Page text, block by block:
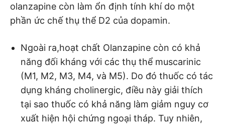
olanzapine còn làm ổn định tính khí do một
phần ức chế thụ thể D2 của dopamin.
Ngoài ra,hoạt chất Olanzapine còn có khả
năng đối kháng với các thụ thể muscarinic
(M1, M2, M3, M4, và M5). Do đó thuốc có tác
dụng kháng cholinergic, điều này giải thích
tại sao thuốc có khả năng làm giảm nguy cơ
xuất hiện hội chứng ngoại tháp. Tuy nhiên,